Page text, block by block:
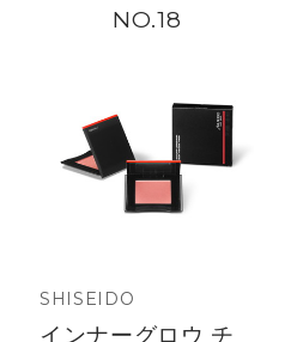
18
SHISEIDO
インナーグロウ チ